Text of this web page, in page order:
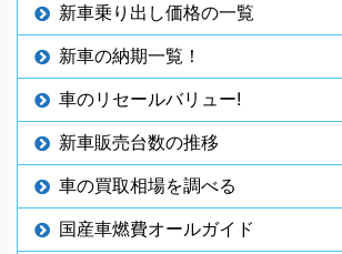
新車乗り出し価格の一覧
新車の納期一覧！
車のリセールバリュー!
新車販売台数の推移
車の買取相場を調べる
国産車燃費オールガイド